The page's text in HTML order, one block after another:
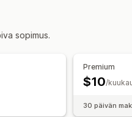
ja vaihdot
sopimus.
Premium
$10/
30 päivän